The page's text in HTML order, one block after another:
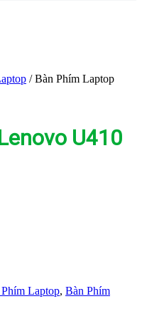
/Bàn Phím Laptop
U410
Laptop, Bàn Phím